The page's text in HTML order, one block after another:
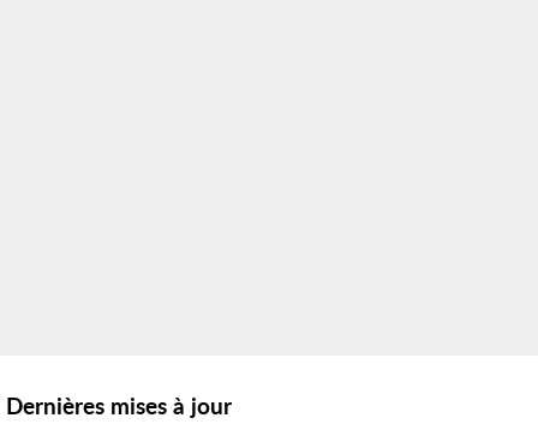
Dernières mises à jour